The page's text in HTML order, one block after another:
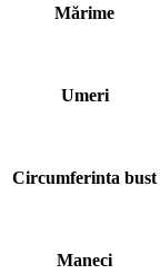
Mărime
Umeri
Circumferinta bust
Maneci